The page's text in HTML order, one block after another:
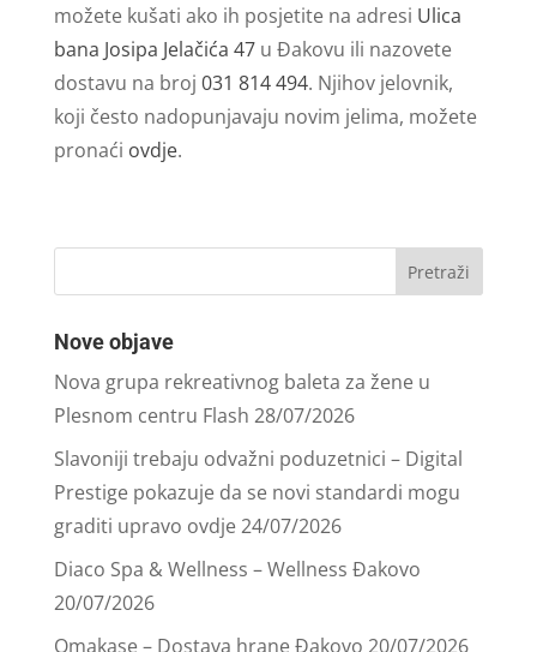
možete kušati ako ih posjetite na adresi Ulica
bana Josipa Jelačića 47u Đakovu ili nazovete
dostavu na broj 031 814 494. Njihov jelovnik,
koji često nadopunjavaju novim jelima, možete
pronaći ovdje.
Nove objave
Nova grupa rekreativnog baleta za žene u
Plesnom centru Flash 28/07/2026
Slavoniji trebaju odvažni poduzetnici – Digital
Prestige pokazuje da se novi standardi mogu
graditi upravo ovdje24/07/2026
Diaco Spa & Wellness – Wellness Đakovo
20/07/2026
Omakase – Dostava hrane Đakovo 20/07/2026